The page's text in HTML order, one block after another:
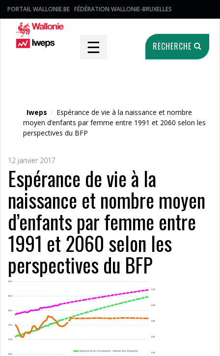
PORTAIL WALLONIE.BE FÉDÉRATION WALLONIE-BRUXELLES
☰ RECHERCHE
Fichier média
Iweps / Espérance de vie à la naissance et nombre
moyen d’enfants par femme entre 1991 et 2060 selon les
perspectives du BFP
12 janvier 2017
Espérance de vie à la
naissance et nombre moyen
d’enfants par femme entre
1991 et 2060 selon les
perspectives du BFP